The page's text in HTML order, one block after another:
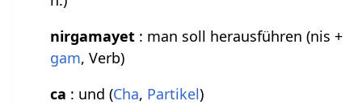
nirgamayet : man soll herausführen (nis +
gam, Verb)
ca : und (Cha, Partikel)